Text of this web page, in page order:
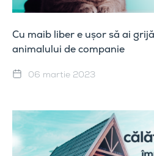
Cu maib liber e ușor să ai
animalului de companie
06 martie 2023